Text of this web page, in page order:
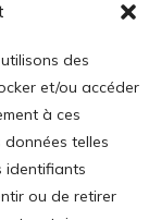
des
et/ou accéder
à ces
telles
identifiants
ou de retirer